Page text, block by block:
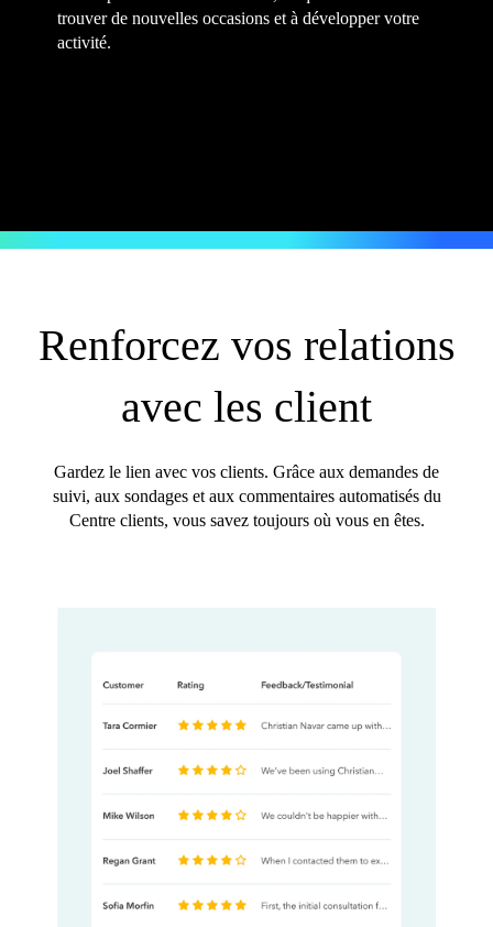
trouver de nouvelles occasions et à développer votre
activité.
Renforcez vos relations
avec les client
Gardez le lien avec vos clients. Grâce aux demandes de
suivi, aux sondages et aux commentaires automatisés du
Centre clients, vous savez toujours où vous en êtes.